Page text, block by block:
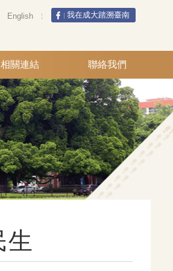
English 我在成大踏溯臺南
相關連結 聯絡我們
生